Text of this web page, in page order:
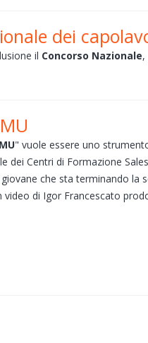
dei
il Concorso Nazionale,
" vuole essere uno
dei Centri di Formazione
che sta terminando la
di Igor Francescato